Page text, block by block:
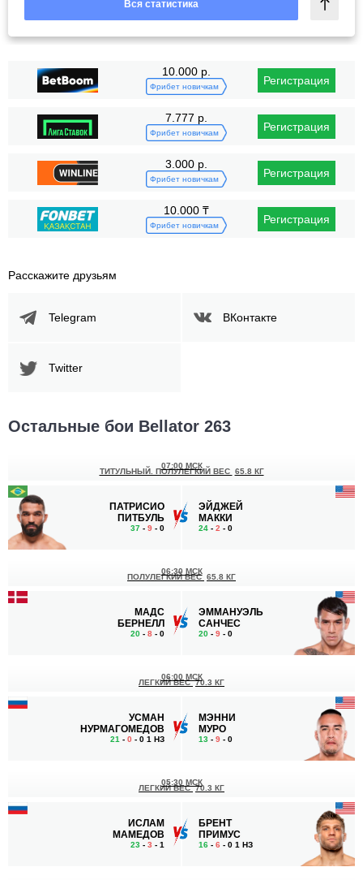
Вся статистика
10.000 р.
Фрибет новичкам Регистрация
7.777 р.
Фрибет новичкам Регистрация
3.000 р.
Фрибет новичкам Регистрация
10.000 ₸
Фрибет новичкам Регистрация
Расскажите друзьям
Telegram ВКонтакте
Twitter
Остальные бои Bellator 263
ПАТРИСИО
ПИТБУЛЬ
37 - 9 - 0
07:00 МСК
ТИТУЛЬНЫЙ. ПОЛУЛЕГКИЙ ВЕС 65.8 КГ
ЭЙДЖЕЙ
МАККИ
24 - 2 - 0
МАДС
БЕРНЕЛЛ
20 - 8 - 0
06:30 МСК
ПОЛУЛЕГКИЙ ВЕС 65.8 КГ
ЭММАНУЭЛЬ
САНЧЕС
20 - 9 - 0
УСМАН
НУРМАГОМЕДОВ
21 - 0 - 0 1 НЗ
06:00 МСК
ЛЕГКИЙ ВЕС 70.3 КГ
МЭННИ
МУРО
13 - 9 - 0
ИСЛАМ
МАМЕДОВ
23 - 3 - 1
05:30 МСК
ЛЕГКИЙ ВЕС 70.3 КГ
БРЕНТ
ПРИМУС
16 - 6 - 0 1 НЗ